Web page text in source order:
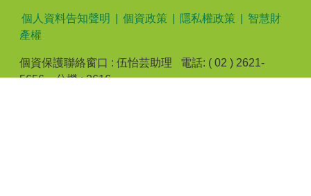
個人資料告知聲明 個資政策 隱私權政策
智慧財
產權
個資保護聯絡窗口 : 伍怡芸助理 電話: ( 02 ) 2621-
5656，分機 : 2616